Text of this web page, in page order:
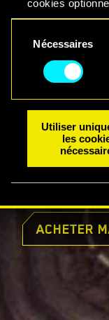
cookies
Vous pouvez
modifier vos
consentement
Nécessaires
Utiliser
les
ACHETER